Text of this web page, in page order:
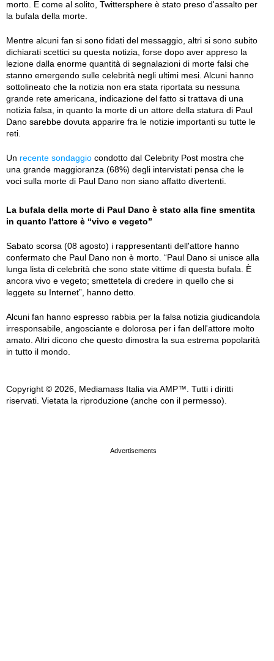
morto. E come al solito, Twittersphere è stato preso d'assalto per
la bufala della morte.
Mentre alcuni fan si sono fidati del messaggio, altri si sono subito
dichiarati scettici su questa notizia, forse dopo aver appreso la
lezione dalla enorme quantità di segnalazioni di morte falsi che
stanno emergendo sulle celebrità negli ultimi mesi. Alcuni hanno
sottolineato che la notizia non era stata riportata su nessuna
grande rete americana, indicazione del fatto si trattava di una
notizia falsa, in quanto la morte di un attore della statura di Paul
Dano sarebbe dovuta apparire fra le notizie importanti su tutte le
reti.
Un recente sondaggio condotto dal Celebrity Post mostra che
una grande maggioranza (68%) degli intervistati pensa che le
voci sulla morte di Paul Dano non siano affatto divertenti.
La bufala della morte di Paul Dano è stato alla fine smentita
in quanto l'attore è “vivo e vegeto”
Sabato scorsa (08 agosto) i rappresentanti dell'attore hanno
confermato che Paul Dano non è morto. “Paul Dano si unisce alla
lunga lista di celebrità che sono state vittime di questa bufala. È
ancora vivo e vegeto; smettetela di credere in quello che si
leggete su Internet”, hanno detto.
Alcuni fan hanno espresso rabbia per la falsa notizia giudicandola
irresponsabile, angosciante e dolorosa per i fan dell'attore molto
amato. Altri dicono che questo dimostra la sua estrema popolarità
in tutto il mondo.
Copyright © 2026, Mediamass Italia via AMP™. Tutti i diritti
riservati. Vietata la riproduzione (anche con il permesso).